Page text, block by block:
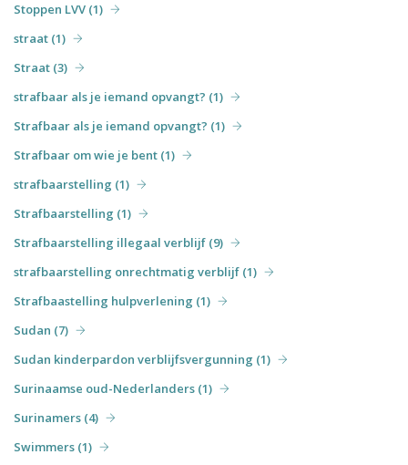
Stoppen LVV (1)
straat (1)
Straat (3)
strafbaar als je iemand opvangt? (1)
Strafbaar als je iemand opvangt? (1)
Strafbaar om wie je bent (1)
strafbaarstelling (1)
Strafbaarstelling (1)
Strafbaarstelling illegaal verblijf (9)
strafbaarstelling onrechtmatig verblijf (1)
Strafbaastelling hulpverlening (1)
Sudan (7)
Sudan kinderpardon verblijfsvergunning (1)
Surinaamse oud-Nederlanders (1)
Surinamers (4)
Swimmers (1)